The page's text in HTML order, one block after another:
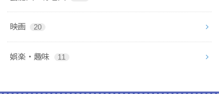
映画 20
娯楽・趣味 11